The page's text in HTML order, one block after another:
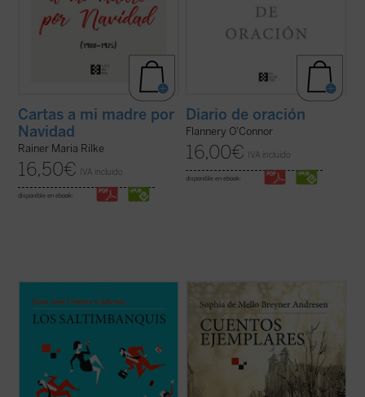
Cartas a mi madre por
Navidad
Rainer Maria Rilke
16,50€ IVA incluido
disponible en ebook:
Diario de oración
Flannery O'Connor
16,00€ IVA incluido
disponible en ebook:
de despachos de acero y metacrilato,
cámaras ocultas, selectos restaurantes y
exclusivos clubs deportivos, con
cada palabra tiene un precio. Los límites de
(ver ficha)
famosa poetisa Sophia de Mello Breyner
recibir el Prémio Camões, el más
importante galardón de la literatura en
lengua lusa-- que se publican por primera
(ver ficha)